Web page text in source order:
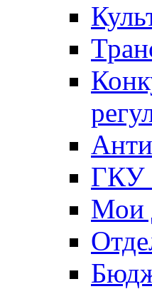
ГКУ
Мои